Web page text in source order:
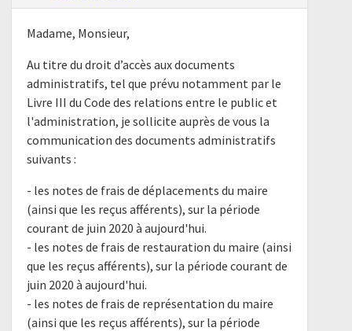
Madame, Monsieur,
Au titre du droit d’accès aux documents
administratifs, tel que prévu notamment par le
Livre III du Code des relations entre le public et
l'administration, je sollicite auprès de vous la
communication des documents administratifs
suivants :
- les notes de frais de déplacements du maire
(ainsi que les reçus afférents), sur la période
courant de juin 2020 à aujourd'hui.
- les notes de frais de restauration du maire (ainsi
que les reçus afférents), sur la période courant de
juin 2020 à aujourd'hui.
- les notes de frais de représentation du maire
(ainsi que les reçus afférents), sur la période